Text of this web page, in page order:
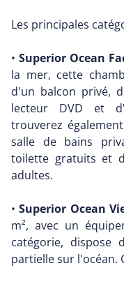
Les principales
• Superior Ocean
la mer, cette
d'un balcon privé,
lecteur DVD et
trouverez
salle de bains
toilette gratuits et
adultes.
•Superior Ocean
m², avec un
catégorie, dispose
partielle sur l'océan.